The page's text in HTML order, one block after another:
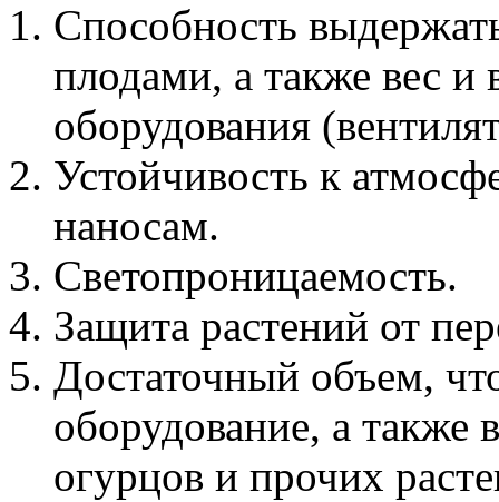
Способность
плодами, а также вес и
оборудования
Устойчивость к
наносам.
Светопроницаемость.
Защита растений от
Достаточный объем,
оборудование, а также
огурцов и прочих